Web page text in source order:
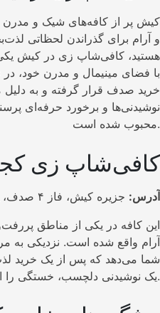
کیش پر از کافه‌های شیک و مدرن
و آرام برای گذراندن لحظاتی
هستید، کافی‌شاپ زی در کیش یکی
خرید صدف قرار گرفته و به دلیل
نوشیدنی‌ها و برخورد حرفه‌ای
محبوب شده است.
کافی‌شاپ زی
آدرس: جزیره کیش، فاز ۴ صدف، پشت مرکز خرید صدف
این کافه در یکی از مناطق
آرام واقع شده است. نزدیکی به
شما می‌دهد که پس از یک خرید
یک نوشیدنی دلچسب، خستگی را از تن بیرون کنید.